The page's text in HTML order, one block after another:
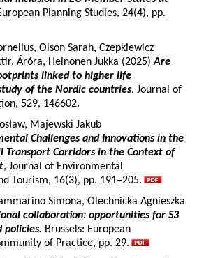
Planning Studies, 24(4), pp.
Olson Sarah, Czepkiewicz
Áróra, Heinonen Jukka (2025)Are
linked to higher life
of the Nordic countries. Journal of
529, 146602.
Majewski Jakub
Challenges and Innovations in the
Transport Corridors in the Context of
, Journal of Environmental
Tourism, 16(3), pp. 191–205.
Simona, Olechnicka Agnieszka
collaboration: opportunities for S3
policies. Brussels: European
of Practice, pp. 29.